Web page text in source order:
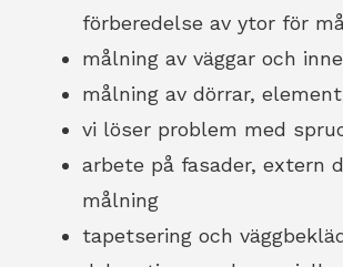
förberedelse av ytor för
målning av väggar och
målning av dörrar,
vi löser problem med
arbete på fasader, extern
målning
tapetsering och